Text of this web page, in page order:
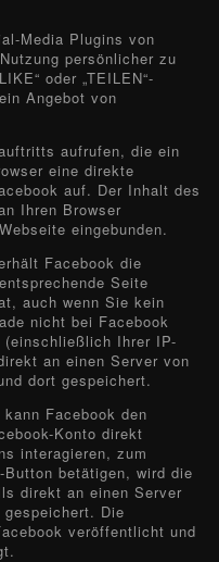
Media Plugins von
persönlicher zu
oder „TEILEN“-
Angebot von
aufrufen, die ein
eine direkte
auf. Der Inhalt des
Ihren Browser
eingebunden.
Facebook die
Seite
auch wenn Sie kein
nicht bei Facebook
Ihrer IP-
an einen Server von
dort gespeichert.
Facebook den
Konto direkt
interagieren, zum
Button betätigen, wird die
direkt an einen Server
Die
veröffentlicht und